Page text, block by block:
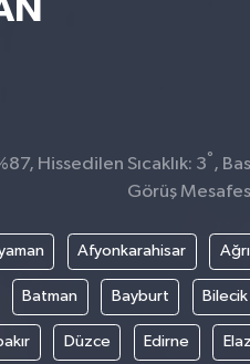
Hissedilen Sıcaklık: 3° ,
Görüş
Afyonkarahisar Ağrı
Batman Bayburt Bilecik
Düzce Edirne